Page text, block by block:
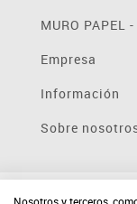
MURO PAPEL
Empresa
Información
Sobre